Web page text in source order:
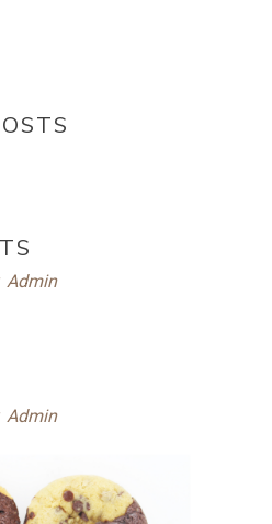
Admin
Admin